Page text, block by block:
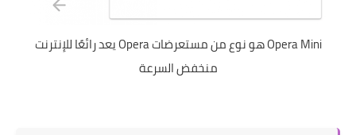
Opera Mini هو نوع من مستعرضات Opera يعد رائعًا للإنترنت
منخفض السرعة